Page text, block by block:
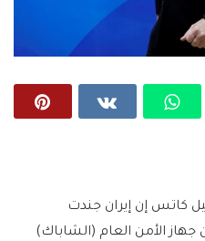
كاتس إن إيران جندت
جهاز الأمن العام (الشاباك)